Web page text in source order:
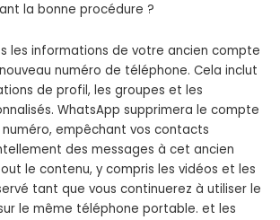
la bonne procédure ?
les informations de votre ancien compte
numéro de téléphone. Cela inclut
de profil, les groupes et les
WhatsApp supprimera le compte
empêchant vos contacts
des messages à cet ancien
le contenu, y compris les vidéos et les
tant que vous continuerez à utiliser le
le même téléphone portable. et les